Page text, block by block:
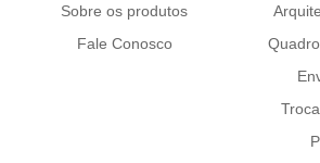
Sobre os produtos
Fale Conosco